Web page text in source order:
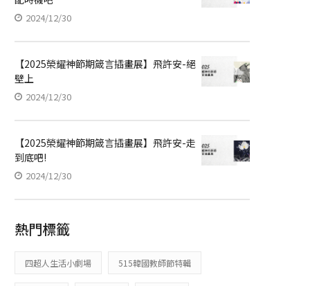
2024/12/30
【2025榮耀神節期箴言插畫展】飛許安-絕
壁上
2024/12/30
【2025榮耀神節期箴言插畫展】飛許安-走
到底吧!
2024/12/30
熱門標籤
四超人生活小劇場 515韓國教師節特輯